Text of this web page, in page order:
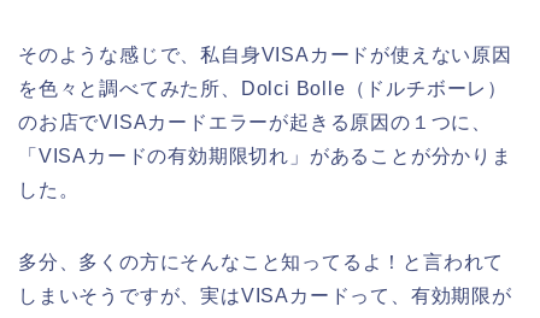
そのような感じで、私自身VISAカードが使えない原因
を色々と調べてみた所、Dolci Bolle（ドルチボーレ）
のお店でVISAカードエラーが起きる原因の１つに、
「VISAカードの有効期限切れ」があることが分かりま
した。
多分、多くの方にそんなこと知ってるよ！と言われて
しまいそうですが、実はVISAカードって、有効期限が